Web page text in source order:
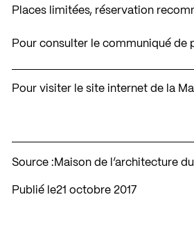
Places limitées, réservation
Pour consulter le communiqué de
Pour visiter le site internet de la
Source : Maison de l’architecture
Publié le 21 octobre 2017